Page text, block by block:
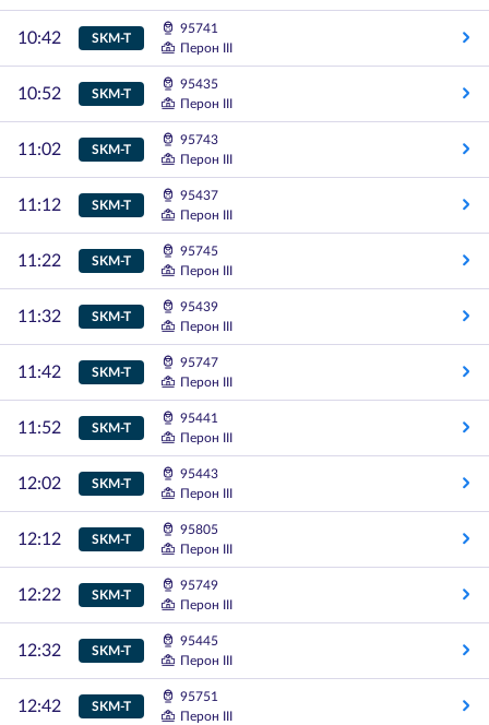
10:42 SKM-T
95741
Перон III
10:52 SKM-T
95435
Перон III
11:02 SKM-T
95743
Перон III
11:12 SKM-T
95437
Перон III
11:22 SKM-T
95745
Перон III
11:32 SKM-T
95439
Перон III
11:42 SKM-T
95747
Перон III
11:52 SKM-T
95441
Перон III
12:02 SKM-T
95443
Перон III
12:12 SKM-T
95805
Перон III
12:22 SKM-T
95749
Перон III
12:32 SKM-T
95445
Перон III
12:42 SKM-T
95751
Перон III